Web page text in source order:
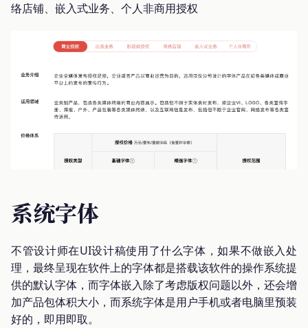
络店铺、嵌入式业务、个人非商用授权
系统字体
不管设计师在UI设计稿使用了什么字体，如果不做嵌入处
理，最终呈现在软件上的字体都是搭载该软件的操作系统提
供的默认字体，而字体嵌入除了考虑版权问题以外，还会增
加产品包体积大小，而系统字体是用户手机或者电脑里预装
好的，即用即取。